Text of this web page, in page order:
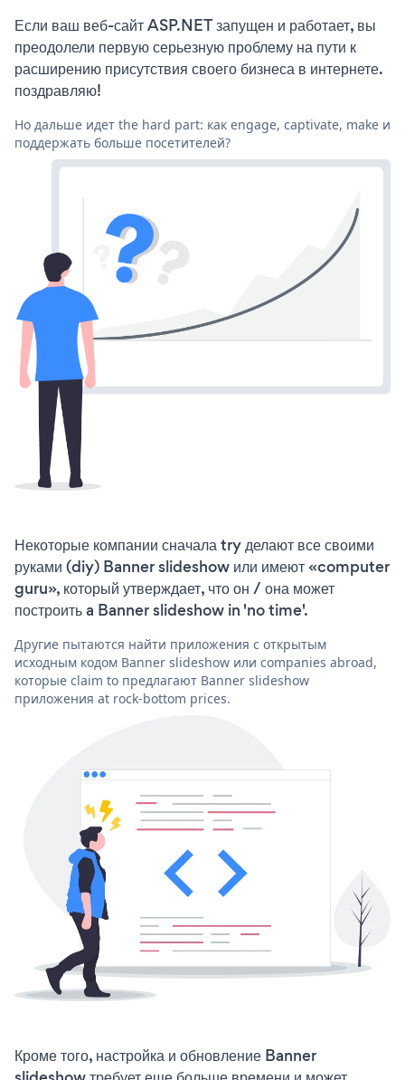
Если ваш веб-сайт ASP.NET запущен и работает, вы
преодолели первую серьезную проблему на пути к
расширению присутствия своего бизнеса в интернете.
поздравляю!
Но дальше идет the hard part: как engage, captivate, make и
поддержать больше посетителей?
Некоторые компании сначала try делают все своими
руками (diy) Banner slideshow или имеют «computer
guru», который утверждает, что он / она может
построить a Banner slideshow in 'no time'.
Другие пытаются найти приложения с открытым
исходным кодом Banner slideshow или companies abroad,
которые claim to предлагают Banner slideshow
приложения at rock-bottom prices.
Кроме того, настройка и обновление Banner